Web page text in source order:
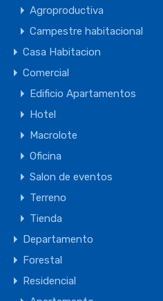
Agroproductiva
Campestre habitacional
Casa Habitacion
Comercial
Edificio Apartamentos
Hotel
Macrolote
Oficina
Salon de eventos
Terreno
Tienda
Departamento
Forestal
Residencial